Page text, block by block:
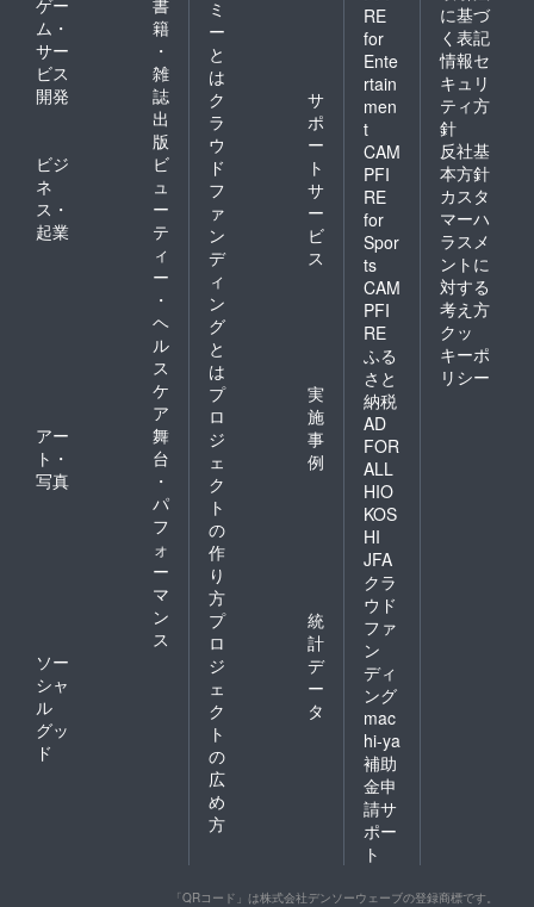
ゲー
ム・
サー
ビス
開発
書
籍
・
雑
誌
出
版
ビジ
ネ
ス・
起業
ビ
ュ
ー
テ
ィ
ー
・
ヘ
ル
ス
ケ
ア
アー
ト・
写真
舞
台
・
パ
フ
ォ
ー
マ
ン
ス
ソー
シャ
ル
グッ
ド
ミ
ー
と
は
ク
ラ
ウ
ド
フ
ァ
ン
デ
ィ
ン
グ
と
は
サ
ポ
ー
ト
サ
ー
ビ
ス
プ
ロ
ジ
ェ
ク
ト
の
作
り
方
実
施
事
例
プ
ロ
ジ
ェ
ク
ト
の
広
め
方
統
計
デ
ー
タ
RE
for
Ente
rtain
men
t
CAM
PFI
RE
for
Spor
ts
CAM
PFI
RE
ふる
さと
納税
AD
FOR
ALL
HIO
KOS
HI
JFA
クラ
ウド
ファ
ン
ディ
ング
mac
hi-ya
補助
金申
請サ
ポー
ト
に基づ
く表記
情報セ
キュリ
ティ方
針
反社基
本方針
カスタ
マーハ
ラスメ
ントに
対する
考え方
クッ
キーポ
リシー
「QRコード」は株式会社デンソーウェーブの登録商標です。